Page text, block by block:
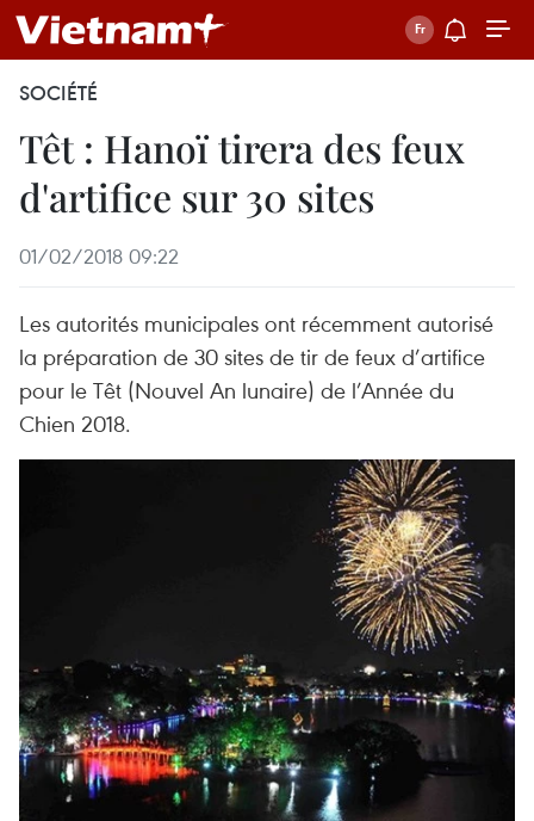
SOCIÉTÉ
Têt : Hanoï tirera des feux
d'artifice sur 30 sites
01/02/2018 09:22
Les autorités municipales ont récemment autorisé
la préparation de 30 sites de tir de feux d’artifice
pour le Têt (Nouvel An lunaire) de l’Année du
Chien 2018.